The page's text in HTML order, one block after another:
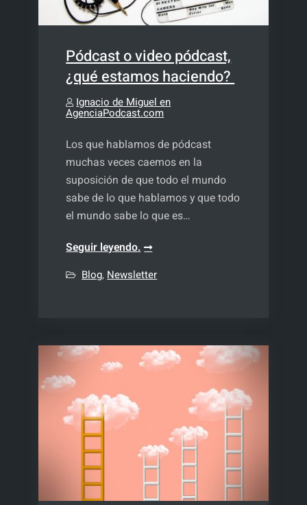
Pódcast o video pódcast,
¿qué estamos haciendo?
Ignacio de Miguel en
AgenciaPodcast.com
Los que hablamos de pódcast
muchas veces caemos en la
suposición de que todo el mundo
sabe de lo que hablamos y que todo
el mundo sabe lo que es…
Seguir leyendo.Pódcast
video
haciendo?
Blog, Newsletter